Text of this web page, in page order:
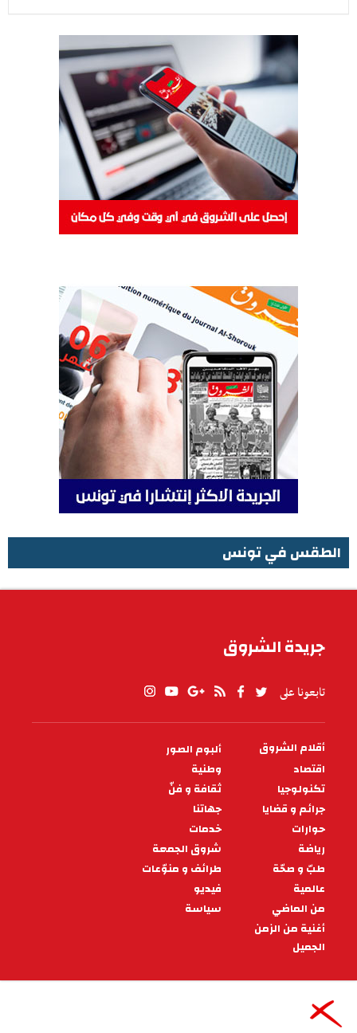
الطقس في تونس
جريدة الشروق
تابعونا على
PIED
DE
PAGE
أقلام الشروق
ألبوم الصور
اقتصاد
وطنية
تكنولوجيا
ثقافة و فنّ
جرائم و قضايا
جهاتنا
حوارات
خدمات
رياضة
شروق الجمعة
طبّ و صحّة
طرائف و منوّعات
عالمية
فيديو
من الماضي
سياسة
أغنية من الزمن
الجميل